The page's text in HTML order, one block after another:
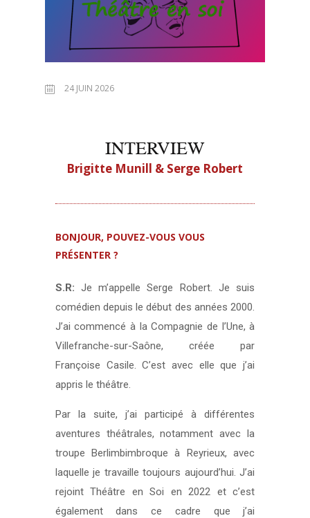
24 JUIN 2026
INTERVIEW
Brigitte Munill & Serge Robert
BONJOUR, POUVEZ-VOUS VOUS
PRÉSENTER ?
S.R: Je m’appelle Serge Robert. Je suis
comédien depuis le début des années 2000.
J’ai commencé à la Compagnie de l’Une, à
Villefranche-sur-Saône, créée par
Françoise Casile. C’est avec elle que j’ai
appris le théâtre.
Par la suite, j’ai participé à différentes
aventures théâtrales, notamment avec la
troupe Berlimbimbroque à Reyrieux, avec
laquelle je travaille toujours aujourd’hui. J’ai
rejoint Théâtre en Soi en 2022 et c’est
également dans ce cadre que j’ai